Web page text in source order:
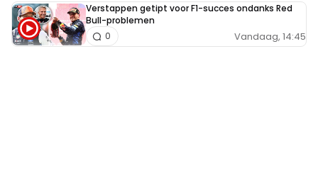
Verstappen getipt voor F1-succes ondanks Red
Bull-problemen
Vandaag, 14:45
0